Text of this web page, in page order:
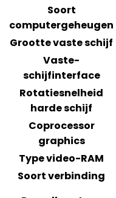
Soort
computergeheugen
Grootte vaste schijf
Vaste-
schijfinterface
Rotatiesnelheid
harde schijf
Coprocessor
graphics
Type video-RAM
Soort verbinding